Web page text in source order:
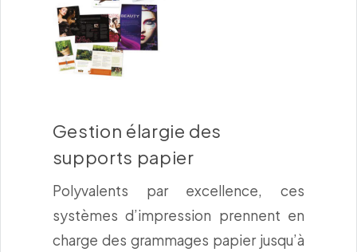
Gestion élargie des
supports papier
Polyvalents par excellence, ces
systèmes d’impression prennent en
charge des grammages papier jusqu’à